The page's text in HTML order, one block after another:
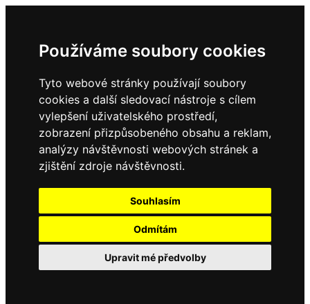
Používáme soubory cookies
Tyto webové stránky používají soubory
cookies a další sledovací nástroje s cílem
vylepšení uživatelského prostředí,
zobrazení přizpůsobeného obsahu a reklam,
analýzy návštěvnosti webových stránek a
zjištění zdroje návštěvnosti.
Souhlasím
Odmítám
Upravit mé předvolby